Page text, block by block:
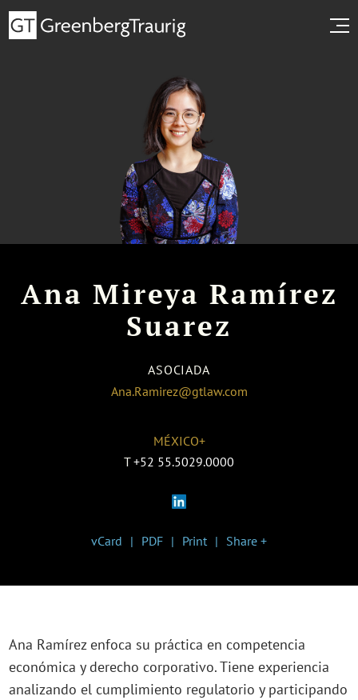
Ana Mireya Ramírez
Suarez
ASOCIADA
Ana.Ramirez@gtlaw.com
MÉXICO+
T +52 55.5029.0000
vCard PDF Print Share +
Ana Ramírez enfoca su práctica en competencia
económica y derecho corporativo. Tiene experiencia
analizando el cumplimiento regulatorio y participando